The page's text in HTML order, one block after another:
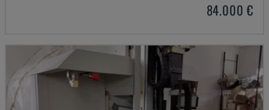
84.000 €